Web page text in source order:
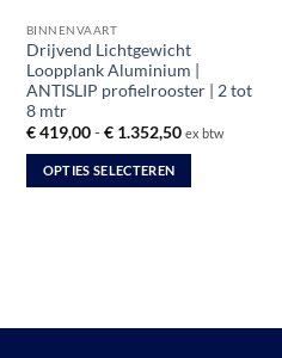
BINNENVAART
Drijvend Lichtgewicht
Loopplank Aluminium |
ANTISLIP profielrooster | 2 tot
8 mtr
€419,00 - €1.352,50Prijsklasse:
ex btw
OPTIES SELECTEREN